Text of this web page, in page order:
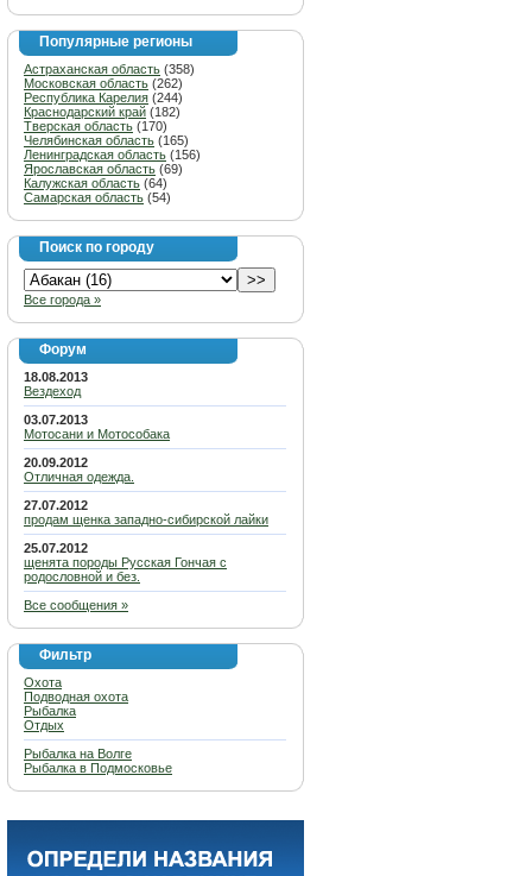
Популярные регионы
Астраханская область (358)
Московская область (262)
Республика Карелия (244)
Краснодарский край (182)
Тверская область (170)
Челябинская область (165)
Ленинградская область (156)
Ярославская область (69)
Калужская область (64)
Самарская область (54)
Поиск по городу
Все города »
Форум
18.08.2013
Вездеход
03.07.2013
Мотосани и Мотособака
20.09.2012
Отличная одежда.
27.07.2012
продам щенка западно-сибирской лайки
25.07.2012
щенята породы Русская Гончая с
родословной и без.
Все сообщения »
Фильтр
Охота
Подводная охота
Рыбалка
Отдых
Рыбалка на Волге
Рыбалка в Подмосковье